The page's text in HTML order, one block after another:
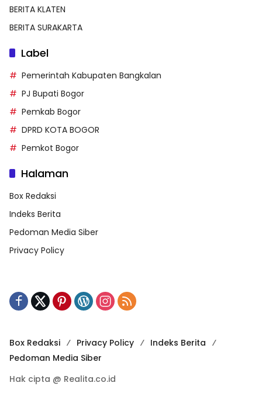
BERITA KLATEN
BERITA SURAKARTA
Label
Pemerintah Kabupaten Bangkalan
PJ Bupati Bogor
Pemkab Bogor
DPRD KOTA BOGOR
Pemkot Bogor
Halaman
Box Redaksi
Indeks Berita
Pedoman Media Siber
Privacy Policy
Box Redaksi Privacy Policy
Indeks Berita
Pedoman Media Siber
Hak cipta @ Realita.co.id